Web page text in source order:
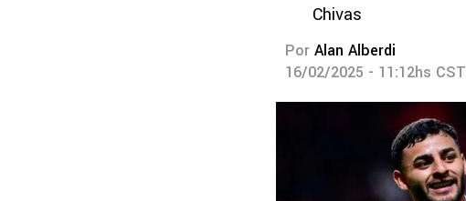
Chivas
Por Alan Alberdi
16/02/2025 - 11:12hs CST